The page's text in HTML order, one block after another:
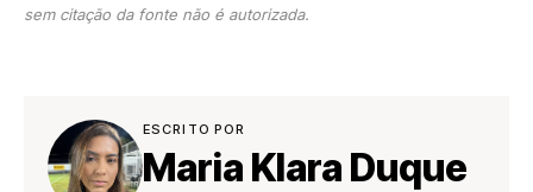
sem citação da fonte não é autorizada.
ESCRITO POR
Maria Klara Duque